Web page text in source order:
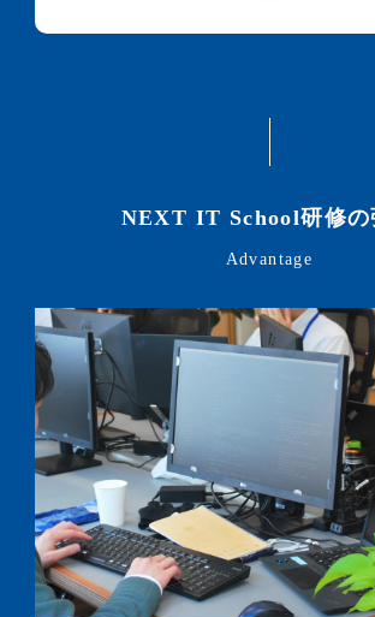
NEXT IT School研修の
Advantage